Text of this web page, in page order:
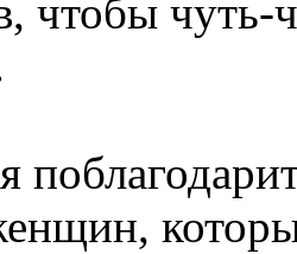
чтобы чуть-